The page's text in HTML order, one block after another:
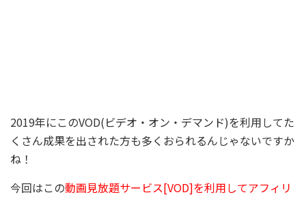
2019年にこのVOD(ビデオ・オン・デマンド)を利用してた
くさん成果を出された方も多くおられるんじゃないですか
ね！
今回はこの動画見放題サービス[VOD]を利用してアフィリ